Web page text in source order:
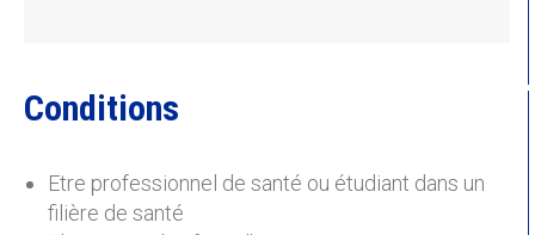
Conditions
Etre professionnel de santé ou étudiant dans un
filière de santé